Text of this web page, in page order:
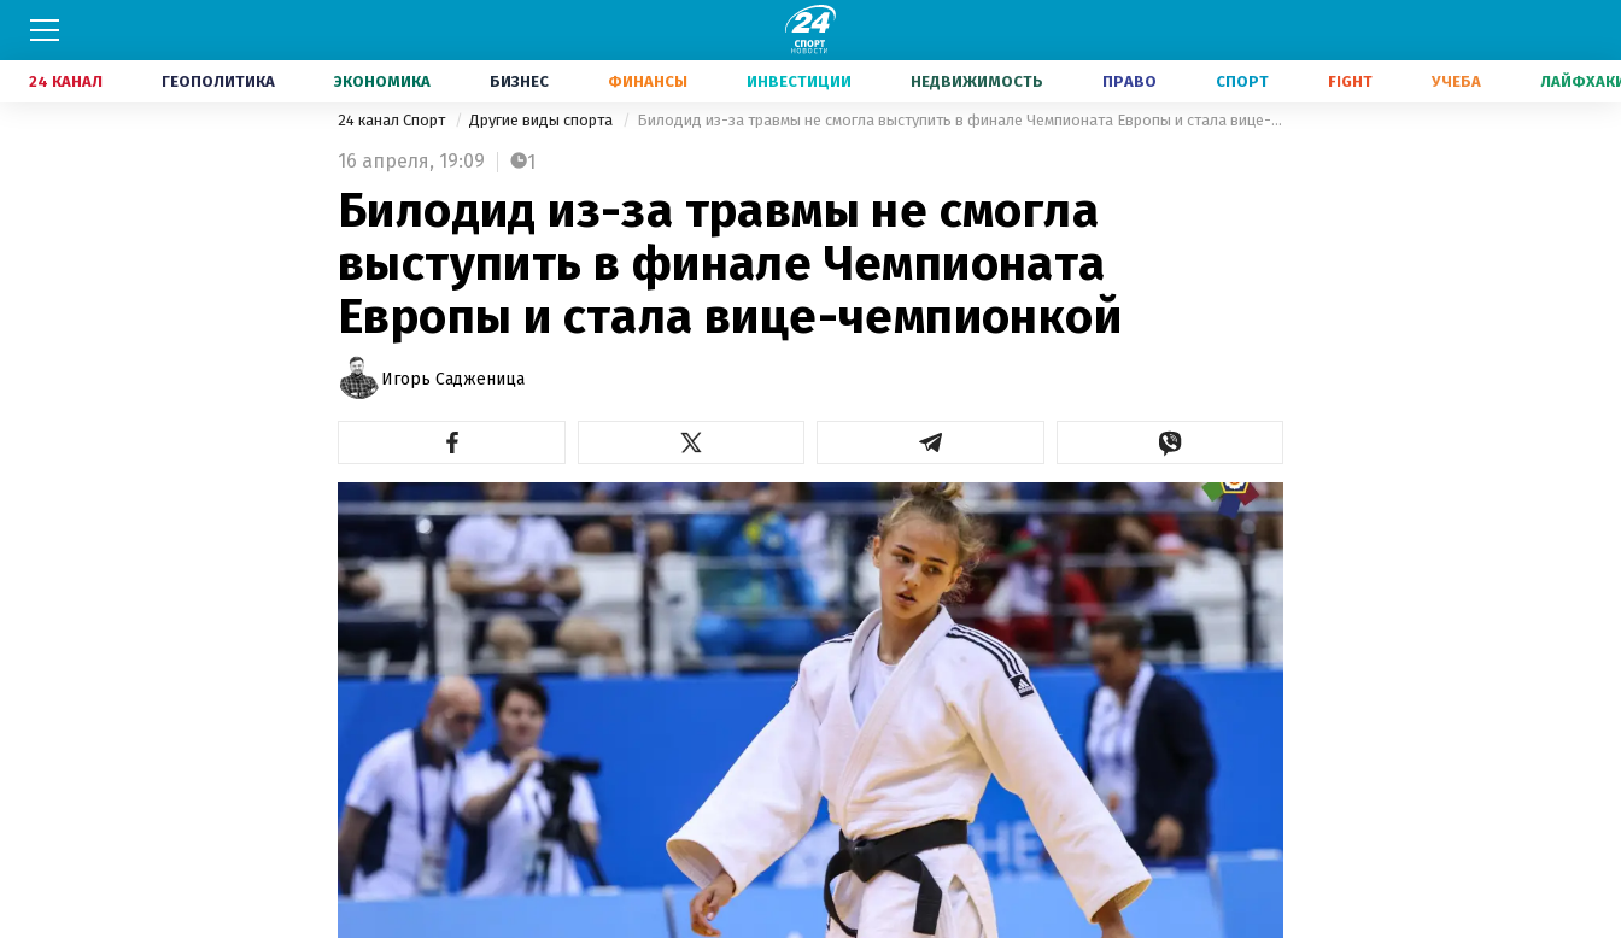
24 КАНАЛ ГЕОПОЛИТИКА ЭКОНОМИКА БИЗНЕС ФИНАНСЫ ИНВЕСТИЦИИ НЕДВИЖИМОСТЬ ПРАВО СПОРТ FIGHT УЧЕБА
24 канал Спорт Другие виды спорта Билодид из-за травмы не смогла выступить в финале Чемпионата Европы и стала вице-чемпионкой
16 апреля, 19:09 1
Билодид из-за травмы не смогла
выступить в финале Чемпионата
Европы и стала вице-чемпионкой
Игорь Садженица